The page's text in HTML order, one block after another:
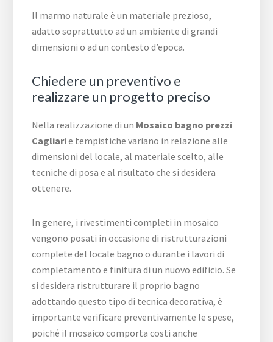
Il marmo naturale è un materiale prezioso,
adatto soprattutto ad un ambiente di grandi
dimensioni o ad un contesto d’epoca.
Chiedere un preventivo e
realizzare un progetto preciso
Nella realizzazione di un Mosaico bagno prezzi
Cagliarie tempistiche variano in relazione alle
dimensioni del locale, al materiale scelto, alle
tecniche di posa e al risultato che si desidera
ottenere.
In genere, i rivestimenti completi in mosaico
vengono posati in occasione di ristrutturazioni
complete del locale bagno o durante i lavori di
completamento e finitura di un nuovo edificio. Se
si desidera ristrutturare il proprio bagno
adottando questo tipo di tecnica decorativa, è
importante verificare preventivamente le spese,
poiché il mosaico comporta costi anche